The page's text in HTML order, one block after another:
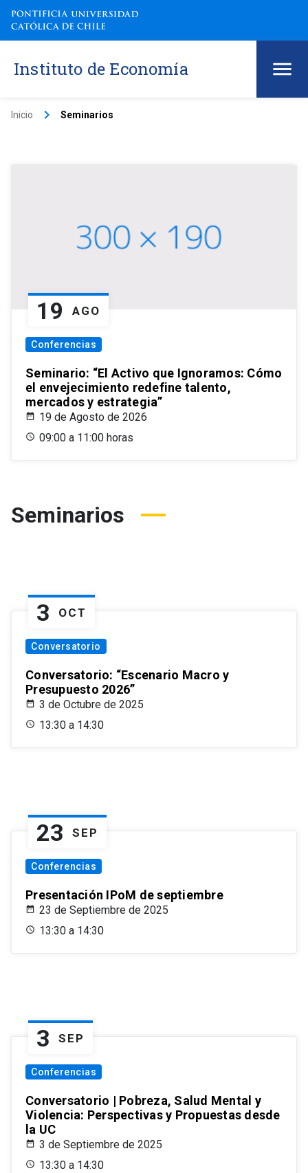
Instituto de Economía
Inicio keyboard_arrow_right Seminarios
19 AGO
Conferencias
Seminario: “El Activo que Ignoramos: Cómo
el envejecimiento redefine talento,
mercados y estrategia”
19 de Agosto de 2026
09:00 a 11:00 horas
Seminarios
3 OCT
Conversatorio
Conversatorio: “Escenario Macro y
Presupuesto 2026”
3 de Octubre de 2025
13:30 a 14:30
23 SEP
Conferencias
Presentación IPoM de septiembre
23 de Septiembre de 2025
13:30 a 14:30
3 SEP
Conferencias
Conversatorio | Pobreza, Salud Mental y
Violencia: Perspectivas y Propuestas desde
la UC
3 de Septiembre de 2025
13:30 a 14:30